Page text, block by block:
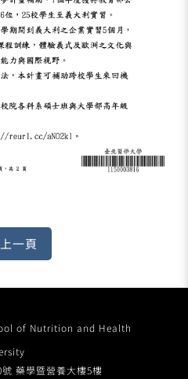
of Nutrition and Health
藥學暨營養大樓5樓